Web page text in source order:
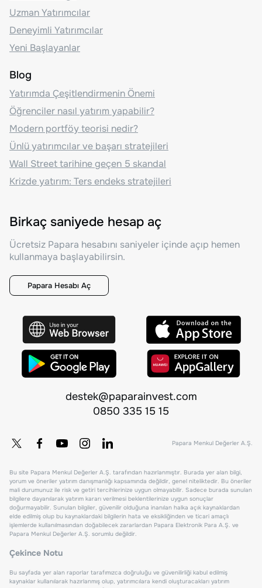
Uzman Yatırımcılar
Deneyimli Yatırımcılar
Yeni Başlayanlar
Blog
Yatırımda Çeşitlendirmenin Önemi
Öğrenciler nasıl yatırım yapabilir?
Modern portföy teorisi nedir?
Ünlü yatırımcılar ve başarı stratejileri
Wall Street tarihine geçen 5 skandal
Krizde yatırım: Ters endeks stratejileri
Birkaç saniyede hesap aç
Ücretsiz Papara hesabını saniyeler içinde açıp hemen
kullanmaya başlayabilirsin.
Papara Hesabı Aç
destek@paparainvest.com
0850 335 15 15
Papara Menkul Değerler A.Ş.
Bu site Papara Menkul Değerler A.Ş. tarafından hazırlanmıştır. Burada yer alan bilgi,
yorum ve öneriler yatırım danışmanlığı kapsamında değildir, genel niteliktedir. Bu öneriler
mali durumunuz ile risk ve getiri tercihlerinize uygun olmayabilir. Sadece burada sunulan
bilgilere dayanılarak yatırım kararı verilmesi beklentilerinize uygun sonuçlar
doğurmayabilir. Sunulan bilgiler, güvenilir olduğuna inanılan halka açık kaynaklardan
elde edilmiş olup bu kaynaklardaki bilgilerin hata ve eksikliğinden ve ticari amaçlı
işlemlerde kullanılmasından doğabilecek zararlardan Papara Elektronik Para A.Ş. ve
Papara Menkul Değerler A.Ş. sorumlu değildir.
Çekince Notu
Bu sayfada yer alan raporlar tarafımızca doğruluğu ve güvenilirliği kabul edilmiş
kaynaklar kullanılarak hazırlanmış olup, yatırımcılara kendi oluşturacakları yatırım